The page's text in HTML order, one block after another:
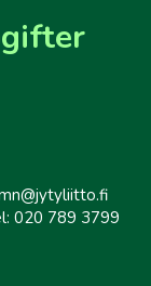
020 789 3799